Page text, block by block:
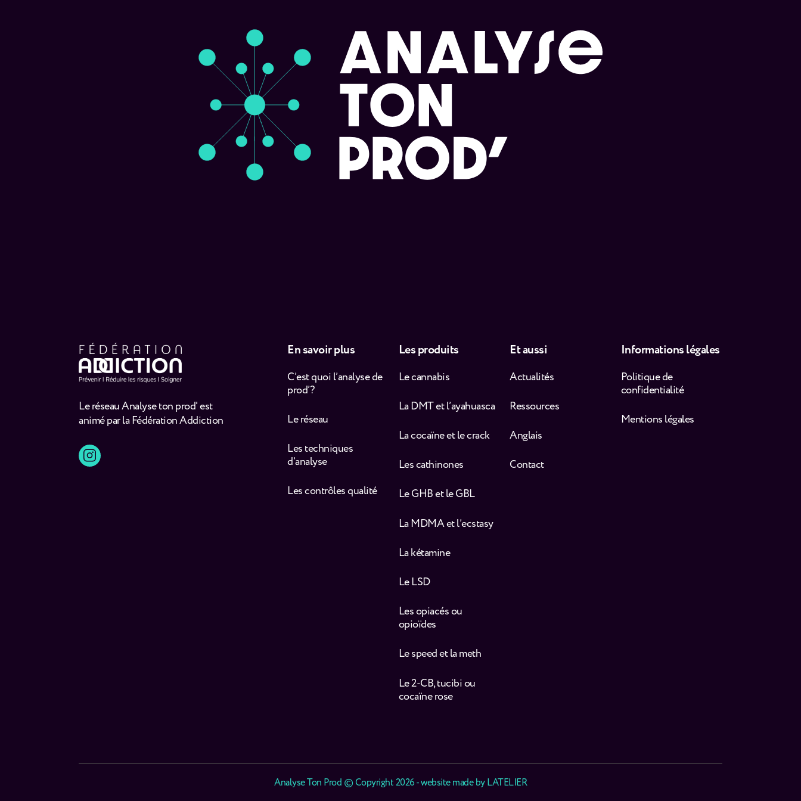
Le réseau Analyse ton prod' est
animé par la Fédération Addiction
En savoir plus
C’est quoi l’analyse de
prod’ ?
Le réseau
Les techniques
d’analyse
Les contrôles qualité
Les produits
Le cannabis
La DMT et l’ayahuasca
La cocaïne et le crack
Les cathinones
Le GHB et le GBL
La MDMA et l’ecstasy
La kétamine
Le LSD
Les opiacés ou
opioïdes
Le speed et la meth
Le 2-CB, tucibi ou
cocaïne rose
Et aussi
Actualités
Ressources
Anglais
Contact
Informations légales
Politique de
confidentialité
Mentions légales
Analyse Ton Prod © Copyright 2026 - website made byLATELIER